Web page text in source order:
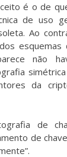
é o de
de uso
Ao
não
simétrica
da
de
de